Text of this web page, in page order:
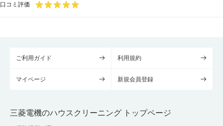
口コミ評価
ご利用ガイド 利用規約
マイページ 新規会員登録
三菱電機のハウスクリーニング トップページ